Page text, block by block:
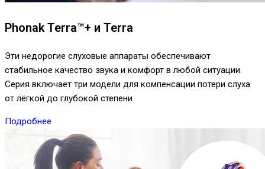
Phonak Terra™+ и Terra
Эти недорогие слуховые аппараты обеспечивают
стабильное качество звука и комфорт в любой ситуации.
Серия включает три модели для компенсации потери слуха
от лёгкой до глубокой степени
Подробнее